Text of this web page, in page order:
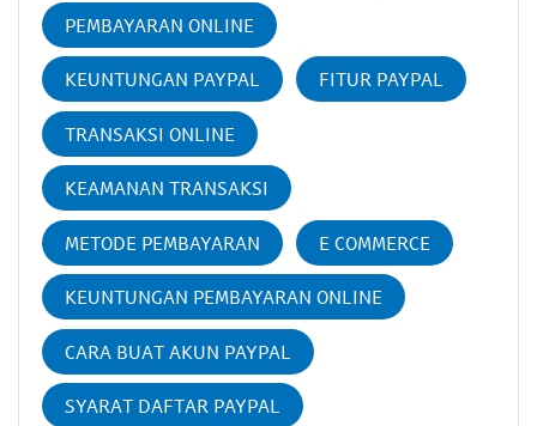
PEMBAYARAN ONLINE
KEUNTUNGAN PAYPAL FITUR PAYPAL
TRANSAKSI ONLINE
KEAMANAN TRANSAKSI
METODE PEMBAYARAN E COMMERCE
KEUNTUNGAN PEMBAYARAN ONLINE
CARA BUAT AKUN PAYPAL
SYARAT DAFTAR PAYPAL